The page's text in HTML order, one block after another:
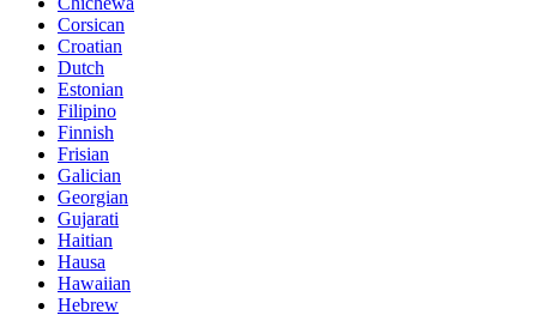
Corsican
Croatian
Dutch
Estonian
Filipino
Finnish
Frisian
Galician
Georgian
Gujarati
Haitian
Hausa
Hawaiian
Hebrew